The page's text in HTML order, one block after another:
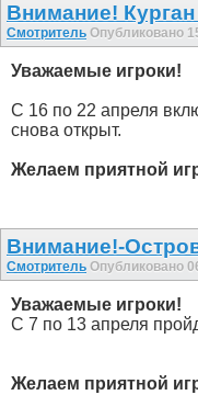
Внимание!
Смотритель Опубликовано
Уважаемые игроки!
С 16 по 22 апреля
снова открыт.
Желаем приятной
Внимание!-
Смотритель Опубликовано
Уважаемые игроки!
С 7 по 13 апреля
Желаем приятной